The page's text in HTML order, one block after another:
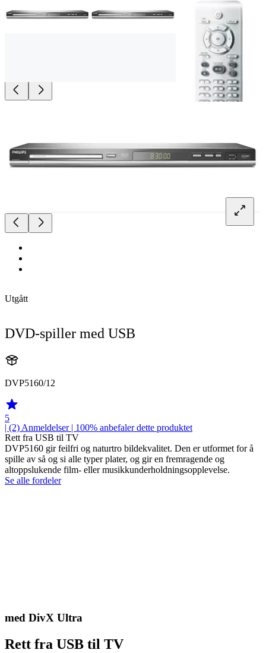
Utgått
DVD-spiller med USB
DVP5160/12
5
| (2)Anmeldelser| 100% anbefaler dette produktet
Rett fra USB til TV
DVP5160 gir feilfri og naturtro bildekvalitet. Den er utformet for å
spille av så og si alle typer plater, og gir en fremragende og
altoppslukende film- eller musikkunderholdningsopplevelse.
Se alle fordeler
med DivX Ultra
Rett fra USB til TV